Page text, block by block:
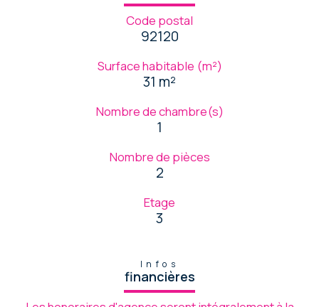
Code postal
92120
Surface habitable (m²)
31 m²
Nombre de chambre(s)
1
Nombre de pièces
2
Etage
3
Infos
financières